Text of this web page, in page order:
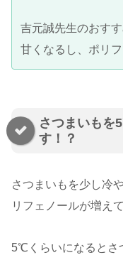
吉元誠先生のおす
甘くなるし、ポリ
さつまいもを
す！？
さつまいもを少し冷
リフェノールが増え
5℃くらいになるとさ